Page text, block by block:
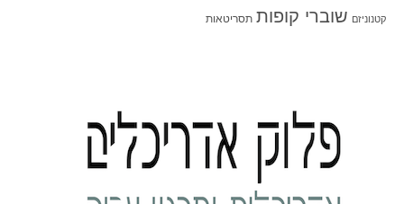
קטנוניזם שוברי קופות תסריטאות